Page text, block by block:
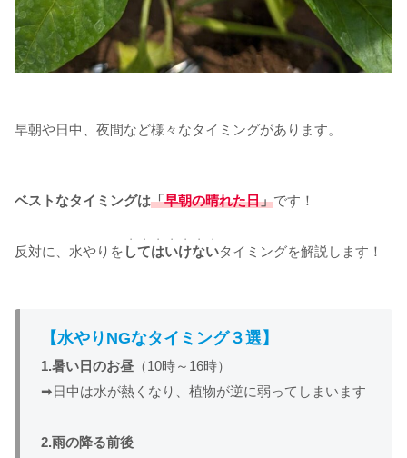
早朝や日中、夜間など様々なタイミングがあります。
ベストなタイミングは「早朝の晴れた日」です！
反対に、水やりを してはいけない
・・・・・・・
タイミングを解説します！
【水やりNGなタイミング３選】
1.暑い日のお昼（10時～16時）
➡日中は水が熱くなり、植物が逆に弱ってしまいます
2.雨の降る前後